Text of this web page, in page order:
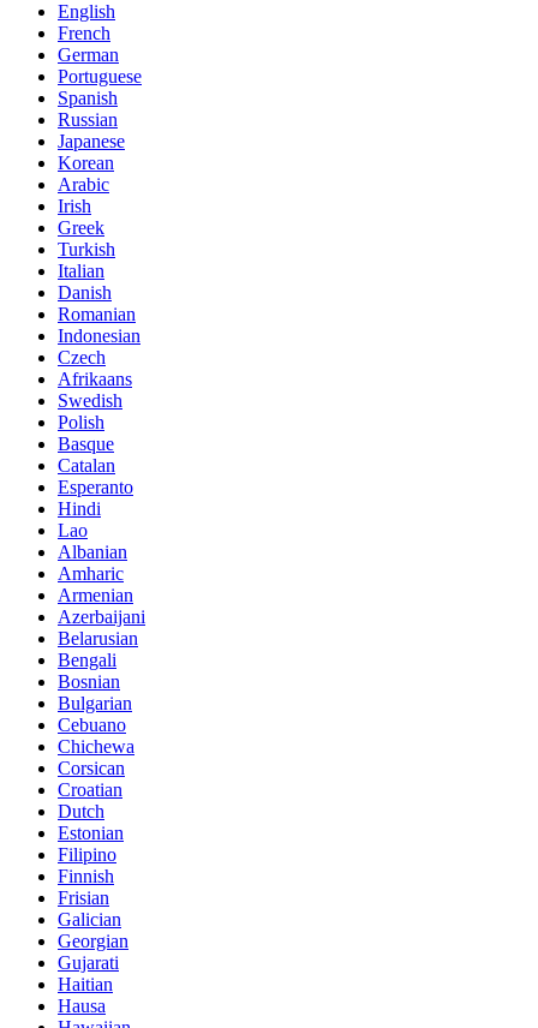
English
French
German
Portuguese
Spanish
Russian
Japanese
Korean
Arabic
Irish
Greek
Turkish
Italian
Danish
Romanian
Indonesian
Czech
Afrikaans
Swedish
Polish
Basque
Catalan
Esperanto
Hindi
Lao
Albanian
Amharic
Armenian
Azerbaijani
Belarusian
Bengali
Bosnian
Bulgarian
Cebuano
Chichewa
Corsican
Croatian
Dutch
Estonian
Filipino
Finnish
Frisian
Galician
Georgian
Gujarati
Haitian
Hausa